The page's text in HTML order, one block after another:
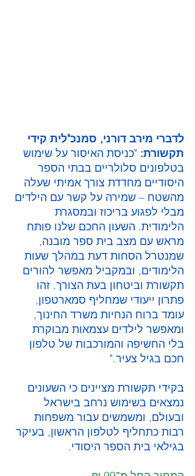
לדברי מירב דורני, סמנכ"לית קידי
תקשורת: "כניסת האיסור על שימוש
בטלפונים סלולריים בבתי הספר
היסודיים מחדדת צורך אמיתי שעלה
מהשטח – שמירה על קשר עם הילדים
מבלי לפגוע בריכוז ובמסגרת
הלימודית. השעון החכם שלנו פותח
מראש עם מצב בית ספר מובנה,
שמנטרל הסחות דעת במהלך שעות
הלימודים, ובמקביל מאפשר להורים
תקשורת וביטחון בעת הצורך. זהו
פתרון ייעודי שמחליף סמארטפון,
עומד ברוח הנחיות משרד החינוך,
ומאפשר לילדים עצמאות מבוקרת
בלי החשיפה והמורכבות של טלפון
חכם בגיל צעיר."
בקידי תקשורת מציינים כי השעונים
נמצאים בשימוש נרחב בישראל
ובעולם, ומשמשים עבור משפחות
רבות כתחליף לטלפון הראשון, בעיקר
בגילאי בית הספר היסודי.